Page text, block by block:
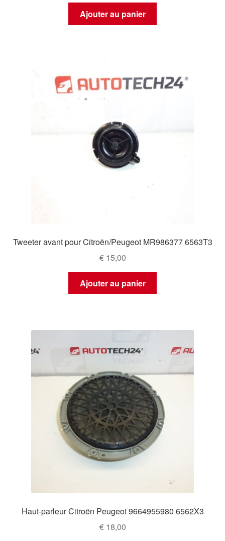
Ajouter au panier
Tweeter avant pour Citroën/Peugeot MR986377 6563T3
€15,00
Ajouter au panier
Haut-parleur Citroën Peugeot 9664955980 6562X3
€18,00